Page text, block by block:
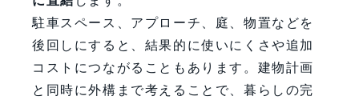
駐車スペース、アプローチ、庭、物置などを
後回しにすると、結果的に使いにくさや追加
コストにつながることもあります。建物計画
と同時に外構まで考えることで、暮らしの完